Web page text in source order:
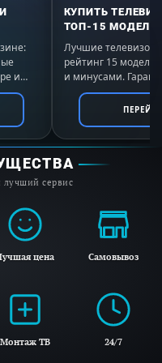
и
по
КУПИТЬ
ТОП-15
Лучшие телевизоры
рейтинг 15
и минусами.
России. Выбирайте
лучший сервис
цена Самовывоз
Монтаж ТВ 24/7